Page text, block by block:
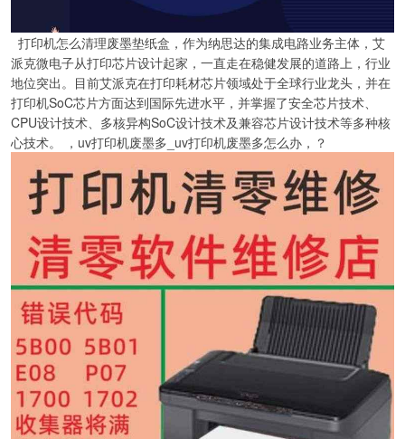
打印机怎么清理废墨垫纸盒，作为纳思达的集成电路业务主体，艾
派克微电子从打印芯片设计起家，一直走在稳健发展的道路上，行业
地位突出。目前艾派克在打印耗材芯片领域处于全球行业龙头，并在
打印机SoC芯片方面达到国际先进水平，并掌握了安全芯片技术、
CPU设计技术、多核异构SoC设计技术及兼容芯片设计技术等多种核
心技术。 ，uv打印机废墨多_uv打印机废墨多怎么办，？